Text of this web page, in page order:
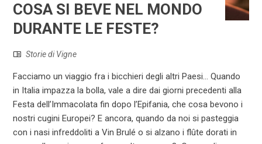
COSA SI BEVE NEL MONDO
DURANTE LE FESTE?
Storie di Vigne
Facciamo un viaggio fra i bicchieri degli altri Paesi... Quando
in Italia impazza la bolla, vale a dire dai giorni precedenti alla
Festa dell’Immacolata fin dopo l’Epifania, che cosa bevono i
nostri cugini Europei? E ancora, quando da noi si pasteggia
con i nasi infreddoliti a Vin Brulé o si alzano i flûte dorati in